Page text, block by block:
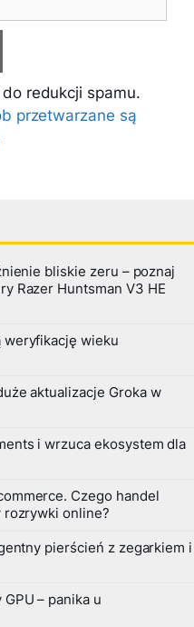
redukcji spamu.
przetwarzane są
bliskie zeru – poznaj
Razer Huntsman V3 HE
weryfikację wieku
aktualizacje Groka w
i wrzuca ekosystem dla
Czego handel
rozrywki online?
pierścień z zegarkiem i
– panika u